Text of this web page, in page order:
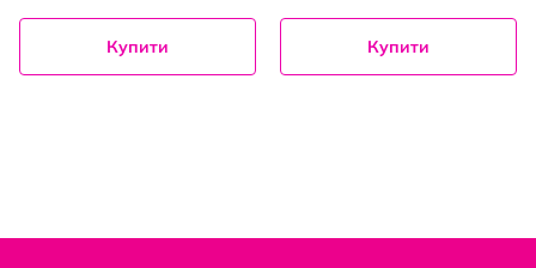
Купити Купити